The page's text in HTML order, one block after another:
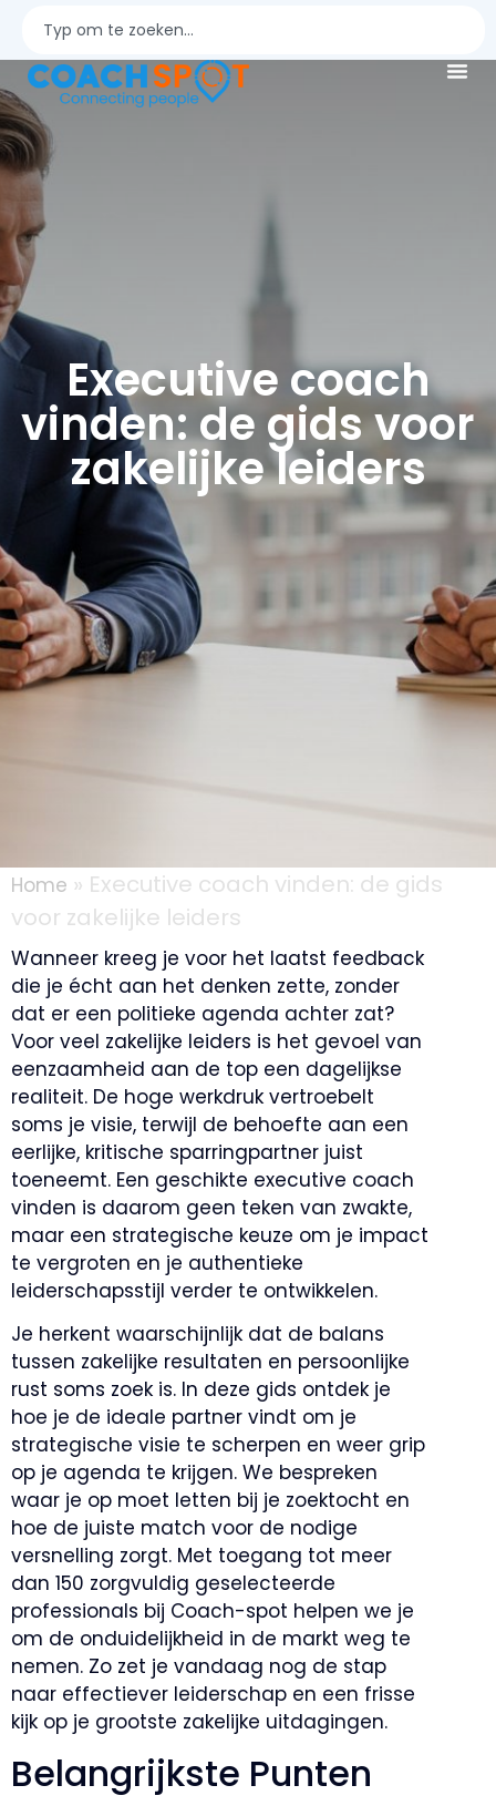
Executive coach
vinden: de gids voor
zakelijke leiders
Home » Executive coach vinden: de gids
voor zakelijke leiders
Wanneer kreeg je voor het laatst feedback
die je écht aan het denken zette, zonder
dat er een politieke agenda achter zat?
Voor veel zakelijke leiders is het gevoel van
eenzaamheid aan de top een dagelijkse
realiteit. De hoge werkdruk vertroebelt
soms je visie, terwijl de behoefte aan een
eerlijke, kritische sparringpartner juist
toeneemt. Een geschikte executive coach
vinden is daarom geen teken van zwakte,
maar een strategische keuze om je impact
te vergroten en je authentieke
leiderschapsstijl verder te ontwikkelen.
Je herkent waarschijnlijk dat de balans
tussen zakelijke resultaten en persoonlijke
rust soms zoek is. In deze gids ontdek je
hoe je de ideale partner vindt om je
strategische visie te scherpen en weer grip
op je agenda te krijgen. We bespreken
waar je op moet letten bij je zoektocht en
hoe de juiste match voor de nodige
versnelling zorgt. Met toegang tot meer
dan 150 zorgvuldig geselecteerde
professionals bij Coach-spot helpen we je
om de onduidelijkheid in de markt weg te
nemen. Zo zet je vandaag nog de stap
naar effectiever leiderschap en een frisse
kijk op je grootste zakelijke uitdagingen.
Belangrijkste Punten